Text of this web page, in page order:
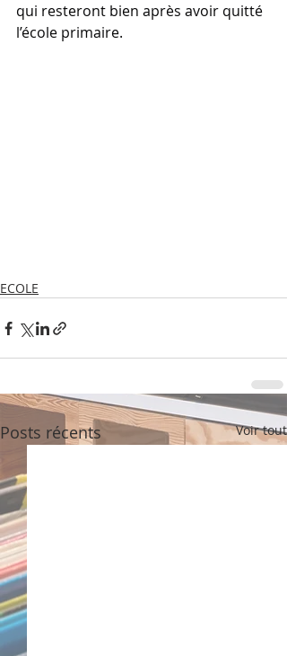
qui resteront bien après avoir quitté
l’école primaire.
ECOLE
Posts récents Voir tout